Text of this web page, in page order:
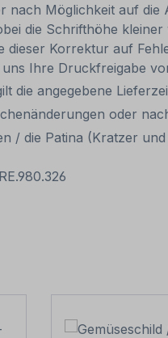
nach Möglichkeit auf
die Schrifthöhe
dieser Korrektur auf
Ihre Druckfreigabe
die angegebene
oder
/ die Patina (Kratzer